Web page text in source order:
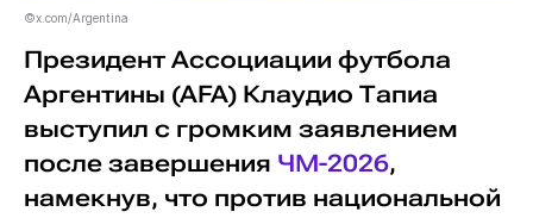
©x.com/Argentina
Президент Ассоциации футбола
Аргентины (AFA) Клаудио Тапиа
выступил с громким заявлением
после завершения ЧМ-2026,
намекнув, что против национальной